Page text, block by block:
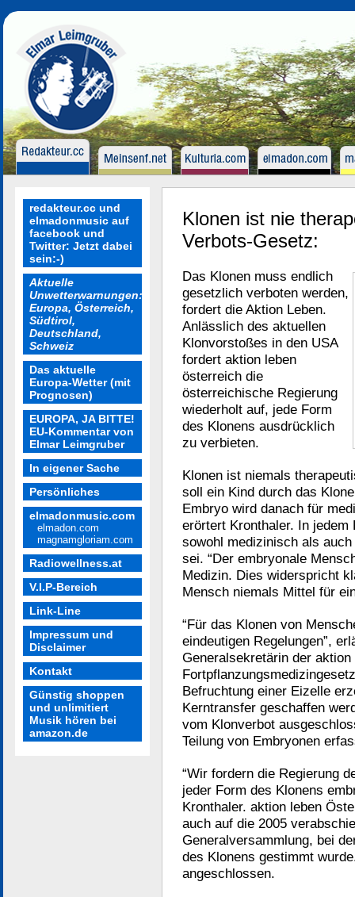
redakteur.cc und
elmadonmusic auf
facebook und
Twitter: Jetzt dabei
sein:-)
Aktuelle
Unwetterwarnungen:
Europa, Österreich,
Südtirol,
Deutschland,
Schweiz
Das aktuelle
Europa-Wetter (mit
Prognosen)
EUROPA, JA BITTE!
EU-Kommentar von
Elmar Leimgruber
In eigener Sache
Persönliches
elmadonmusic.com
elmadon.com
magnamgloriam.com
Radiowellness.at
V.I.P-Bereich
Link-Line
Impressum und
Disclaimer
Kontakt
Günstig shoppen
und unlimitiert
Musik hören bei
amazon.de
Klonen ist nie
Verbots-Gesetz:
Das Klonen muss endlich
gesetzlich verboten werden,
fordert die Aktion Leben.
Anlässlich des aktuellen
Klonvorstoßes in den USA
fordert aktion leben
österreich die
österreichische Regierung
wiederholt auf, jede Form
des Klonens ausdrücklich
zu verbieten.
Klonen ist niemals
soll ein Kind durch das
Embryo wird danach für
erörtert Kronthaler. In jedem
sowohl medizinisch als
sei. “Der embryonale
Medizin. Dies widerspricht
Mensch niemals Mittel für
“Für das Klonen von
eindeutigen Regelungen”,
Generalsekretärin der
Befruchtung einer Eizelle
Kerntransfer geschaffen
vom Klonverbot
Teilung von Embryonen
“Wir fordern die Regierung
jeder Form des Klonens
Kronthaler. aktion leben
auch auf die 2005
Generalversammlung, bei
des Klonens gestimmt
angeschlossen.